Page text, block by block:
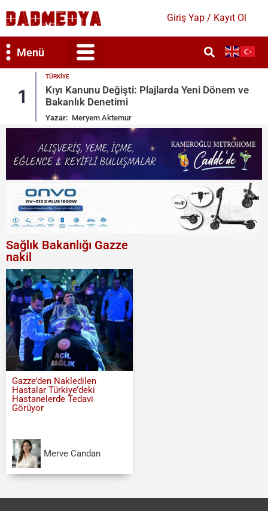
Giriş Yap / Kayıt Ol
Menü
Yeni Dönem ve 2
Uzay AR-GE Bütçesinde 107
Artış
Yazar:
Sağlık Bakanlığı Gazze
nakil
Gazze’den Nakledilen
Hastalar Türkiye’deki
Hastanelerde Tedavi
Görüyor
Merve Candan